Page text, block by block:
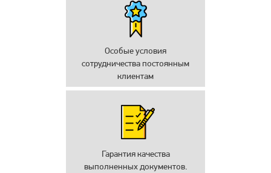
Особые условия
сотрудничества постоянным
клиентам
Гарантия качества
выполненных документов.